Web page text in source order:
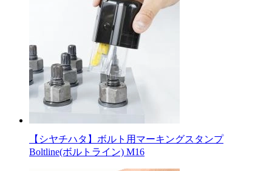
【シヤチハタ】ボルト用マーキングスタンプ
Boltline(ボルトライン) M16